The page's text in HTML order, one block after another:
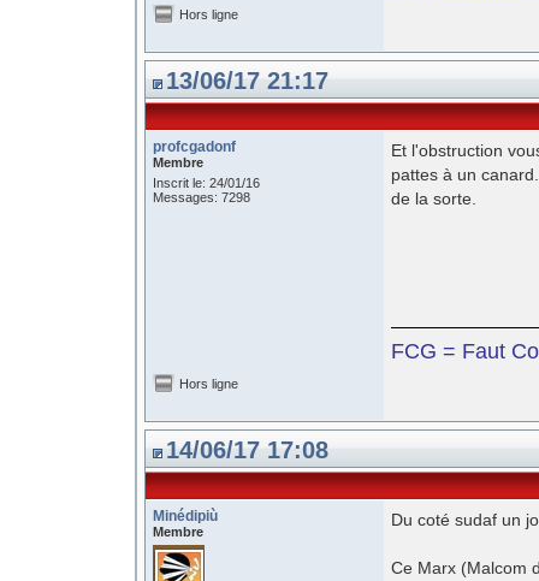
Hors ligne
13/06/17 21:17
profcgadonf
Membre
Inscrit le: 24/01/16
Messages: 7298
Et l'obstruction
pattes à un
de la sorte.
FCG = Faut
Hors ligne
14/06/17 17:08
Minédipiù
Membre
Du coté sudaf un
Ce Marx (Malcom